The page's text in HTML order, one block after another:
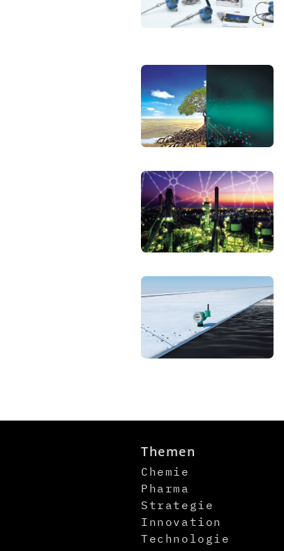
Themen
Chemie
Pharma
Strategie
Innovation
Technologie